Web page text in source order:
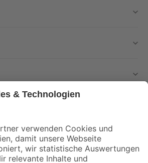
Angebote und Aktionen mehr verpassen!